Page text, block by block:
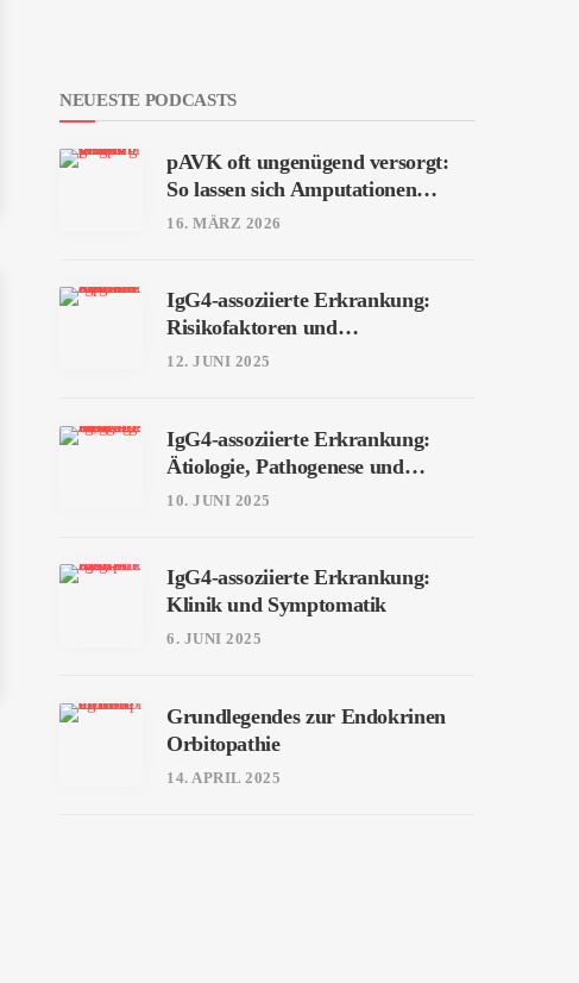
NEUESTE PODCASTS
pAVK oft ungenügend versorgt:
So lassen sich Amputationen
vermeiden
16. MÄRZ 2026
IgG4-assoziierte Erkrankung:
Risikofaktoren und
interdisziplinäre Patientenreise
12. JUNI 2025
IgG4-assoziierte Erkrankung:
Ätiologie, Pathogenese und
Diagnostik
10. JUNI 2025
IgG4-assoziierte Erkrankung:
Klinik und Symptomatik
6. JUNI 2025
Grundlegendes zur Endokrinen
Orbitopathie
14. APRIL 2025